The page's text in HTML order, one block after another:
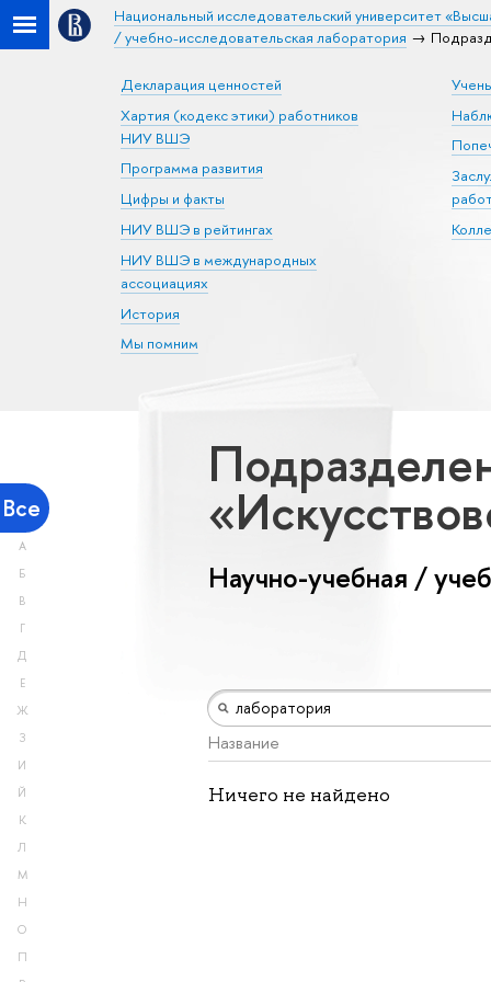
Национальный исследовательский университет
/ учебно-исследовательская лаборатория
Декларация ценностей
Хартия (кодекс этики) работников
НИУ ВШЭ
Программа развития
Цифры и факты
НИУ ВШЭ в рейтингах
НИУ ВШЭ в международных
ассоциациях
История
Мы помним
Все
А
Б
В
Г
Д
Е
Ж
З
И
Й
К
Л
М
Н
О
П
Научно-учебная /
Название
Ничего не найдено